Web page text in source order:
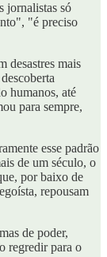
jornalistas só
"é preciso
desastres mais
humanos, até
para sempre,
esse padrão
de um século, o
por baixo de
repousam
de poder,
regredir para o